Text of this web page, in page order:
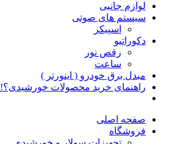
لوازم جانبی
سیستم های صوتی
اسپیکر
دکوراتیو
رقص نور
ساعت
مبدل برق خودرو ( اینورتر )
راهنمای خرید محصولات خورشیدی؟!
صفحه اصلی
فروشگاه